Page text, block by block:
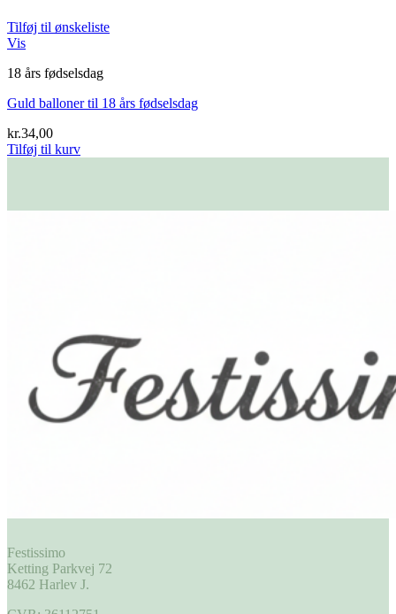
Tilføj til ønskeliste
Vis
18 års fødselsdag
Guld balloner til 18 års fødselsdag
kr.34,00
Tilføj til kurv
Festissimo
Ketting Parkvej 72
8462 Harlev J.